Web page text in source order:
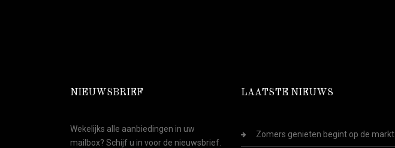
NIEUWSBRIEF
Wekelijks alle aanbiedingen in uw
mailbox? Schijf u in voor de nieuwsbrief.
LAATSTE NIEUWS
Zomers genieten begint op de markt